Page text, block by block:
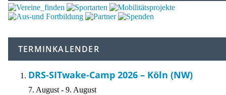
TERMINKALENDER
DRS-SITwake-Camp 2026 – Köln (NW)
7. August - 9. August